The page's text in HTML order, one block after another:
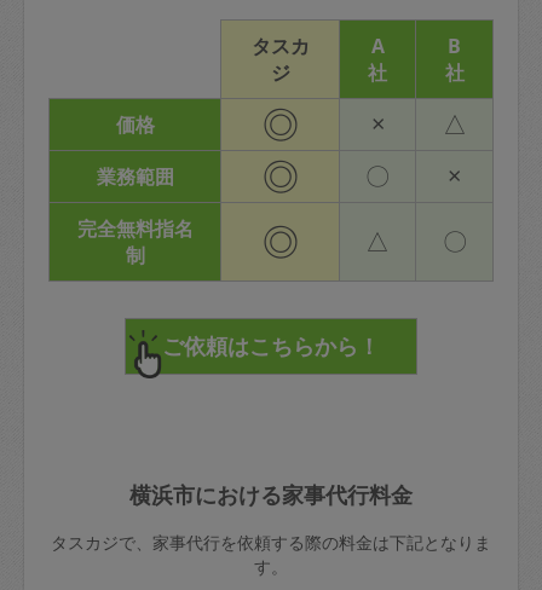
タスカ
ジ
A
社
B
社
価格
◎ × △
業務範囲 ◎ 〇 ×
完全無料指名
制
◎ △ 〇
横浜市における家事代行料金
タスカジで、家事代行を依頼する際の料金は下記となりま
す。